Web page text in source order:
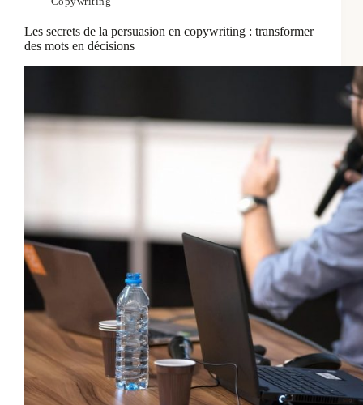
Les secrets de la persuasion en copywriting : transformer
des mots en décisions